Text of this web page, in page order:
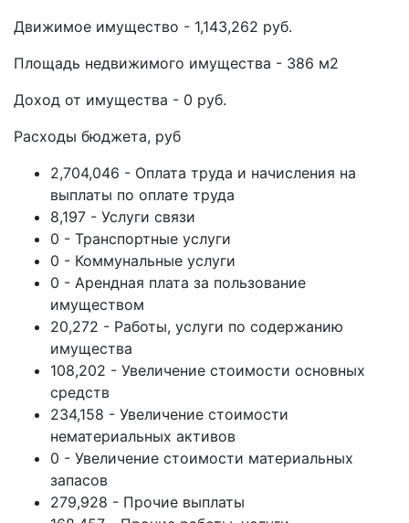
Движимое имущество - 1,143,262 руб.
Площадь недвижимого имущества - 386 м2
Доход от имущества - 0 руб.
Расходы бюджета, руб
2,704,046 - Оплата труда и начисления на
выплаты по оплате труда
8,197 - Услуги связи
0 - Транспортные услуги
0 - Коммунальные услуги
0 - Арендная плата за пользование
имуществом
20,272 - Работы, услуги по содержанию
имущества
108,202 - Увеличение стоимости основных
средств
234,158 - Увеличение стоимости
нематериальных активов
0 - Увеличение стоимости материальных
запасов
279,928 - Прочие выплаты